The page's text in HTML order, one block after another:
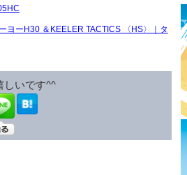
ヨーH30 ＆KEELER TACTICS 〈HS〉｜タ
しいです^^